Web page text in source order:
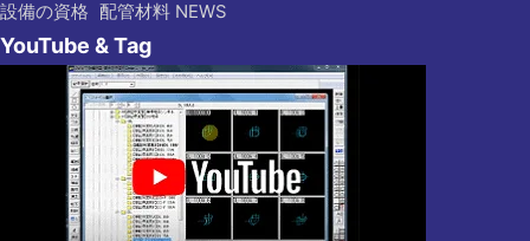
設備の資格 配管材料 NEWS
YouTube & Tag